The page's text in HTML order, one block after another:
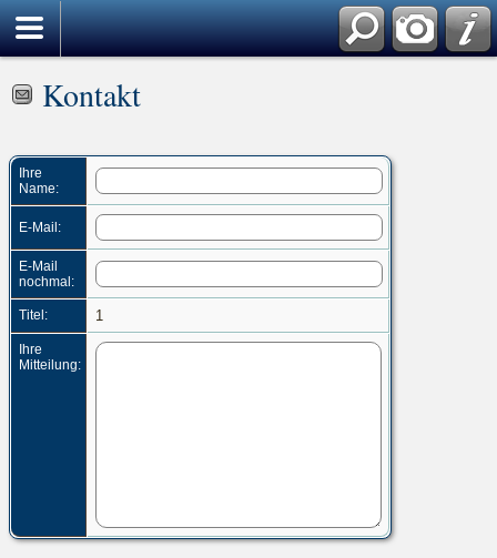
Kontakt
Ihre
Name:
E-Mail:
E-Mail
nochmal:
Titel: 1
Ihre
Mitteilung: